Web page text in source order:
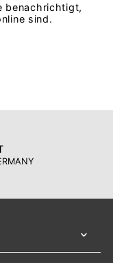
benachrichtigt,
sind.